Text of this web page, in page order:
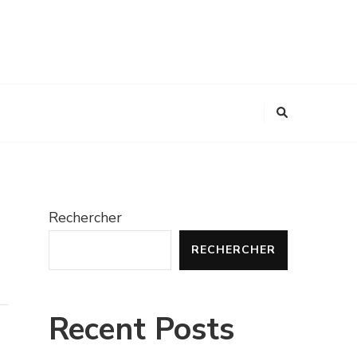
Rechercher
RECHERCHER
Recent Posts